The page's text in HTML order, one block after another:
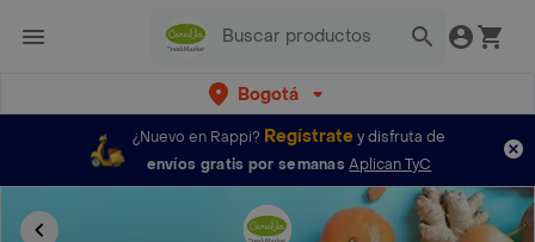
Bogotá
¿Nuevo en Rappi? Regístratey disfruta de
envíos gratis por semanas Aplican TyC